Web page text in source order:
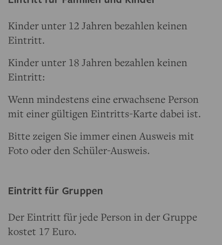
Kinder unter 12 Jahren bezahlen keinen
Eintritt.
Kinder unter 18 Jahren bezahlen keinen
Eintritt:
Wenn mindestens eine erwachsene Person
mit einer gültigen Eintritts-Karte dabei ist.
Bitte zeigen Sie immer einen Ausweis mit
Foto oder den Schüler-Ausweis.
Eintritt für Gruppen
Der Eintritt für jede Person in der Gruppe
kostet 17 Euro.